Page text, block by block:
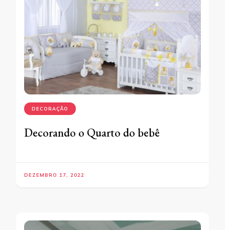
DECORAÇÃO
Decorando o Quarto do bebê
DEZEMBRO 17, 2022